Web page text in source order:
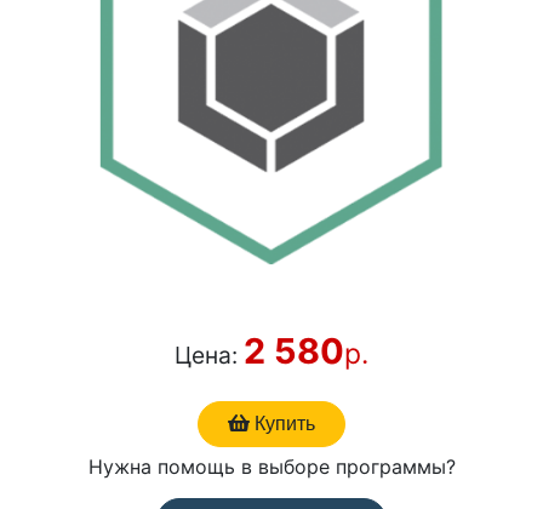
Цена: 2 580р.
Купить
Нужна помощь в выборе программы?